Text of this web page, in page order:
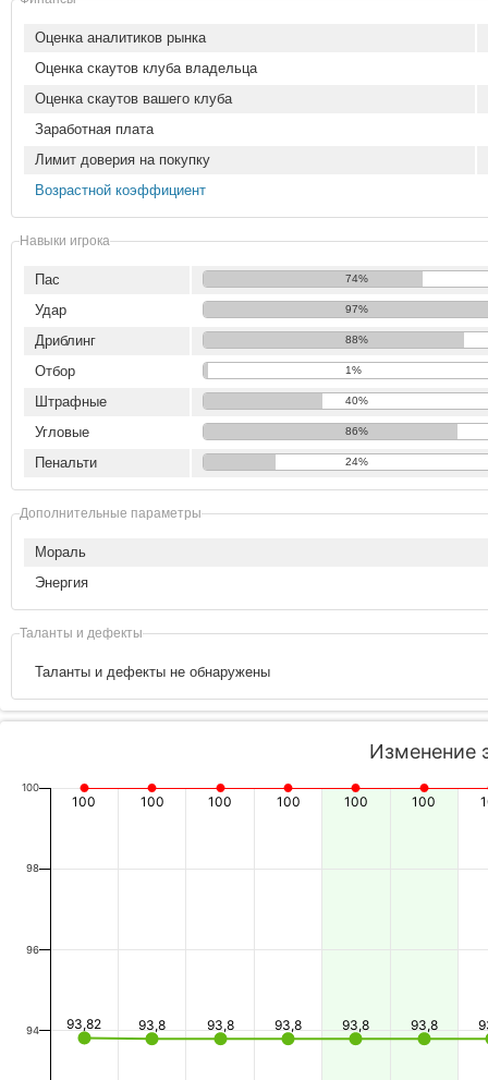
Оценка аналитиков рынка
Оценка скаутов клуба владельца
Оценка скаутов вашего клуба
Заработная плата
Лимит доверия на покупку
Возрастной коэффициент
Навыки игрока
Пас 74%
Удар 97%
Дриблинг 88%
Отбор 1%
Штрафные 40%
Угловые 86%
Пенальти 24%
Дополнительные параметры
Мораль
Энергия
Таланты и дефекты
Таланты и дефекты не обнаружены
Изменение
93,82 93,8 93,8 93,8 93,8 93,8
100 100 100 100 100 100
94
96
98
100